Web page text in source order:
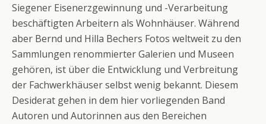
Siegener Eisenerzgewinnung und -Verarbeitung
beschäftigten Arbeitern als Wohnhäuser. Während
aber Bernd und Hilla Bechers Fotos weltweit zu den
Sammlungen renommierter Galerien und Museen
gehören, ist über die Entwicklung und Verbreitung
der Fachwerkhäuser selbst wenig bekannt. Diesem
Desiderat gehen in dem hier vorliegenden Band
Autoren und Autorinnen aus den Bereichen